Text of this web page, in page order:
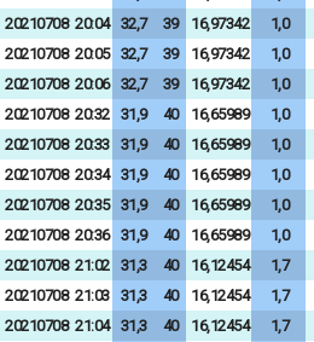
20210708 20:04 32,7 39 16,97342 1,0
20210708 20:05 32,7 39 16,97342 1,0
20210708 20:06 32,7 39 16,97342 1,0
20210708 20:32 31,9 40 16,65989 1,0
20210708 20:33 31,9 40 16,65989 1,0
20210708 20:34 31,9 40 16,65989 1,0
20210708 20:35 31,9 40 16,65989 1,0
20210708 20:36 31,9 40 16,65989 1,0
20210708 21:02 31,3 40 16,12454 1,7
20210708 21:03 31,3 40 16,12454 1,7
20210708 21:04 31,3 40 16,12454 1,7